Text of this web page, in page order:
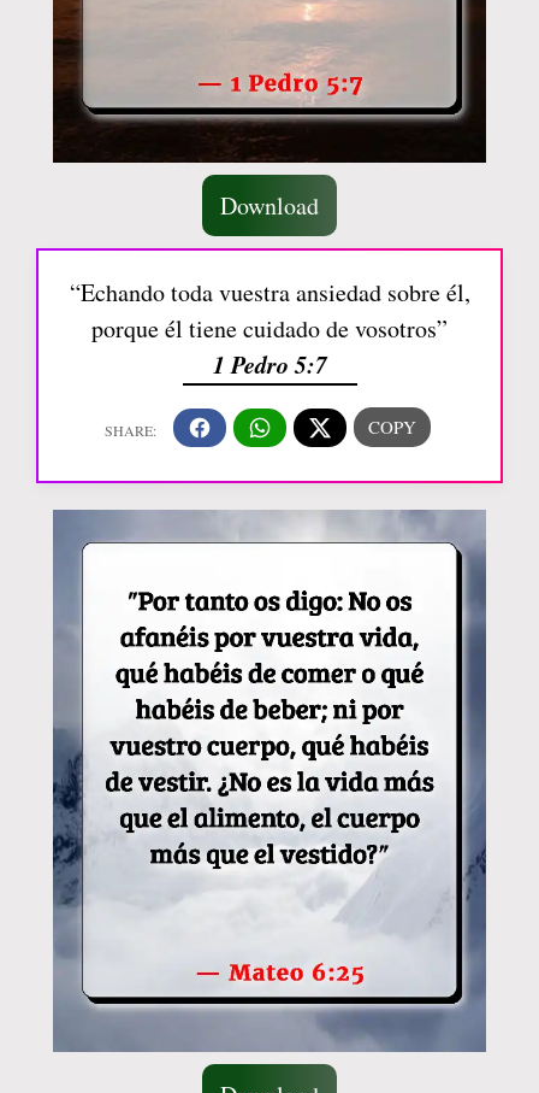
Download
“Echando toda vuestra ansiedad sobre él,
porque él tiene cuidado de vosotros”
1 Pedro 5:7